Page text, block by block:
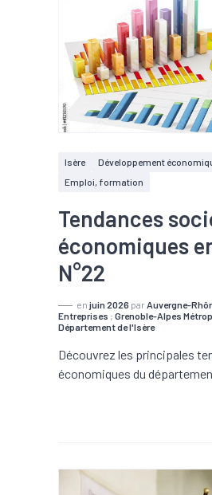
Isère
Développement
Emploi, formation
Tendances
économiques
N°22
en juin 2026 par Auvergne-
Entreprises ; Grenoble-Alpes
Département de l'Isère
Découvrez les principales
économiques du